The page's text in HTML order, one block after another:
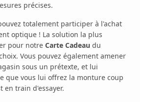
précises.
totalement participer à l'achat
optique ! La solution la plus
pour notre Carte Cadeau du
Vous pouvez également amener
sous un prétexte, et lui
que vous lui offrez la monture coup
train d'essayer.